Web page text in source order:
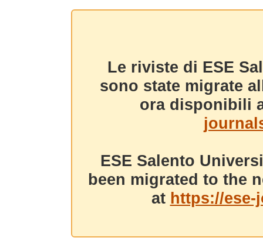
Le riviste di ESE
sono state migrate
ora disponibili
ESE Salento
been migrated to the
at https://